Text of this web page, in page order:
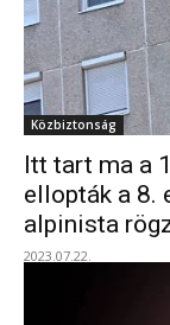
Közbiztonság
Itt tart ma a
ellopták a 8.
alpinista
2023.07.22.